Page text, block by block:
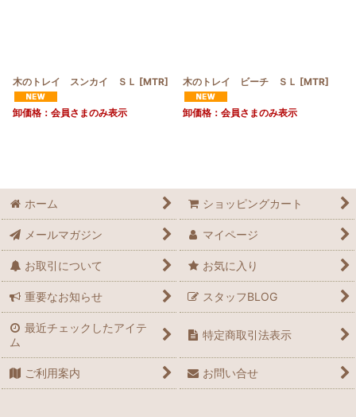
木のトレイ スンカイ ＳＬ [MTR]
卸価格：会員さまのみ表示
木のトレイ ビーチ ＳＬ [MTR]
卸価格：会員さまのみ表示
ホーム ショッピングカート
メールマガジン マイページ
お取引について お気に入り
重要なお知らせ スタッフBLOG
最近チェックしたアイテ
ム
特定商取引法表示
ご利用案内 お問い合せ